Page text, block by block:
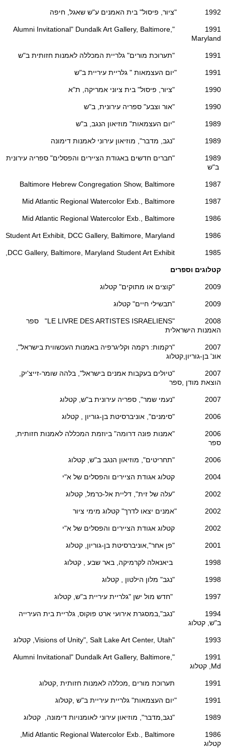
1992 "ציור, פיסול" בית האמנים ע"ש שאגל, חיפה
1991 "Alumni Invitational" Dundalk Art Gallery, Baltimore,
Maryland
1991 "תערוכת מורים" גלריית המכללה לאמנות חזותית ב"ש
1991 "יום העצמאות " גלריית עיריית ב"ש
1990 "ציור, פיסול" בית ציוני אמריקה, ת"א
1990 "אור וצבע" ספריה עירונית, ב"ש
1989 "יום העצמאות" מוזיאון הנגב, ב"ש
1989 "נגב, מדבר", מוזיאון עירוני לאמנות דימונה
1989 "חברים חדשים באגודת הציירים והפסלים" ספריה עירונית
ב"ש
1987 Baltimore Hebrew Congregation Show, Baltimore
1987 Mid Atlantic Regional Watercolor Exb., Baltimore
1986 Mid Atlantic Regional Watercolor Exb., Baltimore
1986 Student Art Exhibit, DCC Gallery, Baltimore, Maryland
1985 DCC Gallery, Baltimore, Maryland Student Art Exhibit,
קטלוגים וספרים
2009 "קוצים או מתוקים" קטלוג
2009 "תבשילי חיים" קטלוג
2008 "LE LIVRE DES ARTISTES ISRAELIENS" ספר
האמנות הישראלית
2007 "רקמות: רקמה וקליגרפיה באמנות העכשווית בישראל",
אונ' בן-גוריון,קטלוג
2007 "טיולים בעקבות אמנים בישראל", בלהה שומר-זייצ'יק,
הוצאת מודן ,ספר
2007 "נעמי שמר", ספריה עירונית ב"ש, קטלוג
2006 "סימנים", אוניברסיטת בן-גוריון , קטלוג
2006 "אמנות פונה דרומה" ביוזמת המכללה לאמנות חזותית,
ספר
2006 "תחריטים", מוזיאון הנגב ב"ש, קטלוג
2004 קטלוג אגודת הציירים והפסלים של א"י
2002 "עלה של זית", דליית אל-כרמל, קטלוג
2002 "אמנים יצאו לדרך" קטלוג מימי ציור
2002 קטלוג אגודת הציירים והפסלים של א"י
2001 "פן אחר",אוניברסיטת בן-גוריון, קטלוג
1998 ביאנאלה לקרמיקה, באר שבע , קטלוג
1998 "נגב" מלון הילטון , קטלוג
1997 "חדש מול ישן "גלריית עיריית ב"ש, קטלוג
1994 "נגב",במסגרת אירועי ארט פוקוס, גלריית בית העירייה
ב"ש, קטלוג
1993 "Visions of Unity", Salt Lake Art Center, Utah, קטלוג
1991 "Alumni Invitational" Dundalk Art Gallery, Baltimore,
Md, קטלוג
1991 תערוכת מורים ,מכללה לאמנות חזותית ,קטלוג
1991 "יום העצמאות" גלריית עיריית ב"ש ,קטלוג
1989 "נגב,מדבר", מוזיאון עירוני לאומנויות דימונה, קטלוג
קטלוג